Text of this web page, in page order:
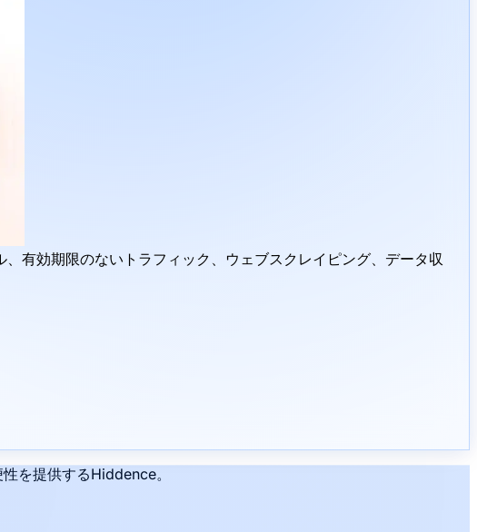
有効期限のないトラフィック、ウェブスクレイピング、データ収
を提供するHiddence。